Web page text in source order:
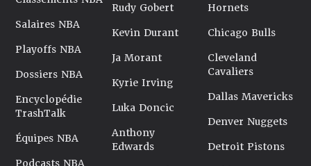
parvient à gommer ses défauts balle en main, à 3-points
et qu’il parvient à ne pas être trop un poids en défense, il
aura tout pour faire une balle une belle carrière en NBA, à
l’instar de certains de ses compatriotes comme
Domantas Sabonis ou encore Jonas Valanciunas.
Coaché par Erik Spoelstra, aux côtés d’un cerveau sur
patte comme Bam Adebayo et avec Pat Riley qui surveille
de près, Kasparas Jakucionis est à bonne école pour des
débuts en NBA, à lui de saisir sa chance !
Dernière mise à jour : 24 septembre 2025
Salaires NBA
Playoffs NBA
Dossiers NBA
Encyclopédie
TrashTalk
Équipes NBA
Podcasts NBA
Rudy Gobert
Kevin Durant
Ja Morant
Kyrie Irving
Luka Doncic
Anthony
Edwards
Hornets
Chicago Bulls
Cleveland
Cavaliers
Dallas Mavericks
Denver Nuggets
Detroit Pistons